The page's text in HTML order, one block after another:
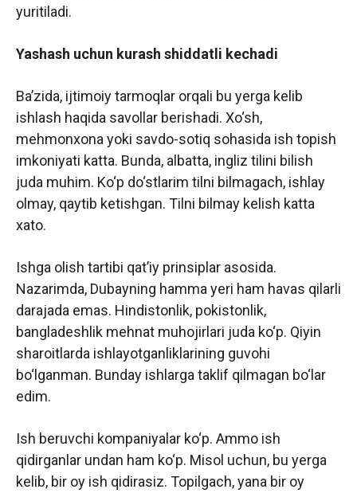
yuritiladi.
Yashash uchun kurash shiddatli kechadi
Ba’zida, ijtimoiy tarmoqlar orqali bu yerga kelib
ishlash haqida savollar berishadi. Xo‘sh,
mehmonxona yoki savdo-sotiq sohasida ish topish
imkoniyati katta. Bunda, albatta, ingliz tilini bilish
juda muhim. Ko‘p do‘stlarim tilni bilmagach, ishlay
olmay, qaytib ketishgan. Tilni bilmay kelish katta
xato.
Ishga olish tartibi qat’iy prinsiplar asosida.
Nazarimda, Dubayning hamma yeri ham havas qilarli
darajada emas. Hindistonlik, pokistonlik,
bangladeshlik mehnat muhojirlari juda ko‘p. Qiyin
sharoitlarda ishlayotganliklarining guvohi
bo‘lganman. Bunday ishlarga taklif qilmagan bo‘lar
edim.
Ish beruvchi kompaniyalar ko‘p. Ammo ish
qidirganlar undan ham ko‘p. Misol uchun, bu yerga
kelib, bir oy ish qidirasiz. Topilgach, yana bir oy